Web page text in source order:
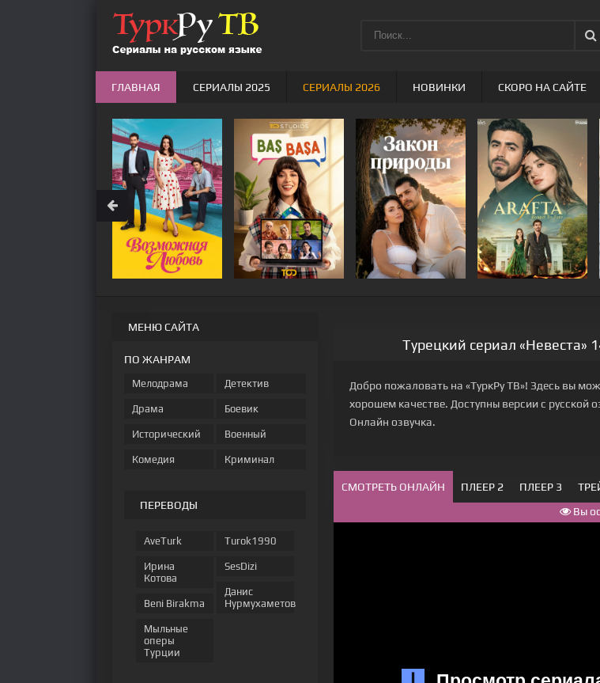
Турецкий сериал «Невеста»
Добро пожаловать на «ТуркРу ТВ»! Здесь вы
хорошем качестве. Доступны версии с русской
Онлайн озвучка.
СМОТРЕТЬ ОНЛАЙН ПЛЕЕР 2 ПЛЕЕР 3
Вы
МЕНЮ САЙТА
ПО ЖАНРАМ
Мелодрама
Драма
Исторический
Комедия
Детектив
Боевик
Военный
Криминал
ПЕРЕВОДЫ
AveTurk
Ирина
Котова
Beni Birakma
Мыльные
оперы
Турции
Turok1990
SesDizi
Данис
Нурмухаметов
ГЛАВНАЯ СЕРИАЛЫ 2025 СЕРИАЛЫ 2026 НОВИНКИ СКОРО НА САЙТЕ